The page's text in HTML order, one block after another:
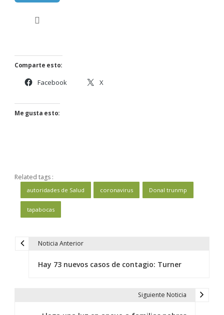
Comparte esto:
Facebook X
Me gusta esto:
Related tags :
autoridades de Salud coronavirus Donal trunmp
tapabocas
N Noticia Anterior
Hay 73 nuevos casos de contagio: Turner
Siguiente Noticia